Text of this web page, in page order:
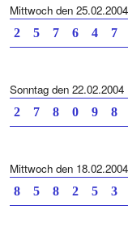
Mittwoch den 25.02.2004
2 5 7 6 4
Sonntag den 22.02.2004
2 7 8 0 9
Mittwoch den 18.02.2004
8 5 8 2 5